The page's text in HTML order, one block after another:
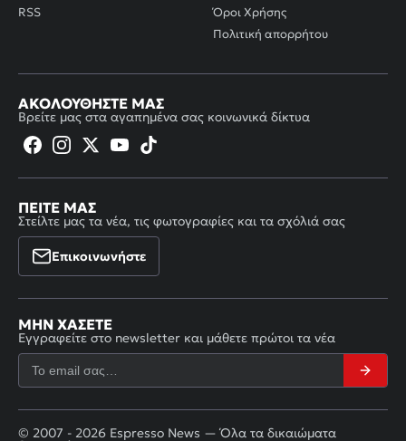
RSS
Όροι Χρήσης
Πολιτική απορρήτου
ΑΚΟΛΟΥΘΉΣΤΕ ΜΑΣ
Βρείτε μας στα αγαπημένα σας κοινωνικά δίκτυα
ΠΕΊΤΕ ΜΑΣ
Στείλτε μας τα νέα, τις φωτογραφίες και τα σχόλιά σας
Επικοινωνήστε
ΜΗΝ ΧΆΣΕΤΕ
Εγγραφείτε στο newsletter και μάθετε πρώτοι τα νέα
© 2007 - 2026 Espresso News — Όλα τα δικαιώματα